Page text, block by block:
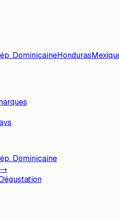
DominicaineHonduras
Dominicaine
→